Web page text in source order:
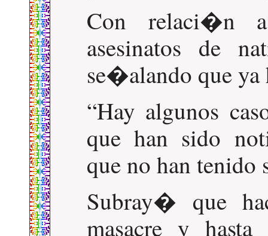
Con relaci�n
asesinatos de
se�alando que
Hay algunos
que han sido
que no han tenido
Subray� que
masacre y